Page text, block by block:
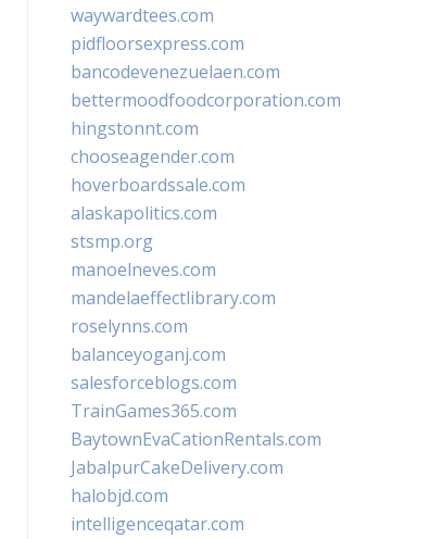
waywardtees.com
pidfloorsexpress.com
bancodevenezuelaen.com
bettermoodfoodcorporation.com
hingstonnt.com
chooseagender.com
hoverboardssale.com
alaskapolitics.com
stsmp.org
manoelneves.com
mandelaeffectlibrary.com
roselynns.com
balanceyoganj.com
salesforceblogs.com
TrainGames365.com
BaytownEvaCationRentals.com
JabalpurCakeDelivery.com
halobjd.com
intelligenceqatar.com